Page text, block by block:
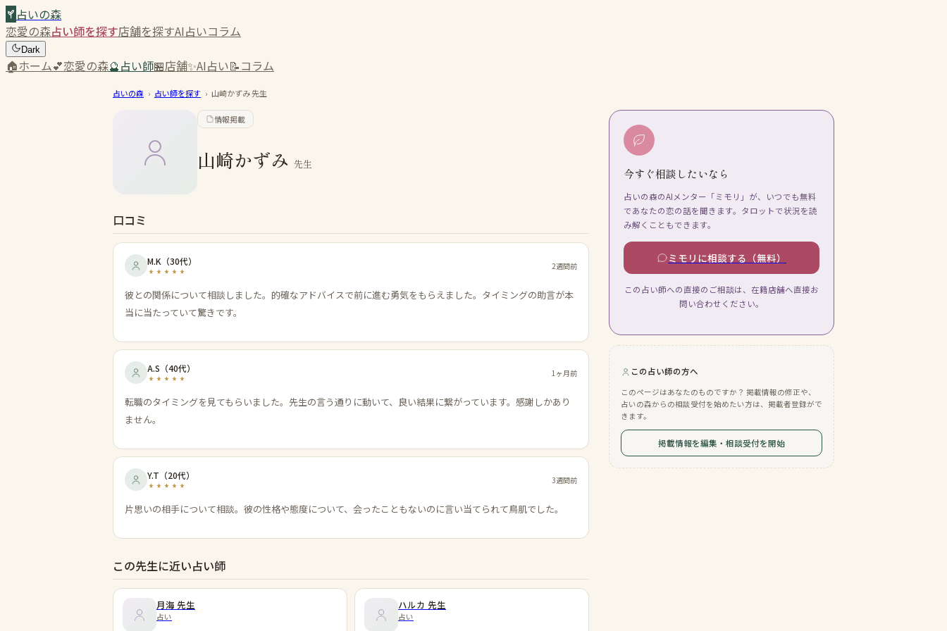
占いの森
恋愛の森占い師を探す店舗を探すAI占いコラム
Dark
🏠ホーム💕恋愛の森🔮占い師🏪店舗✨AI占い📝コラム
占いの森 › 占い師を探す › 山崎かずみ先生
情報掲載
山崎かずみ 先生
口コミ
M.K （30代） 2週間前
彼との関係について相談しました。的確なアドバイスで前に進む勇気をもらえました。タイミングの助言が本
当に当たっていて驚きです。
A.S （40代） 1ヶ月前
転職のタイミングを見てもらいました。先生の言う通りに動いて、良い結果に繋がっています。感謝しかあり
ません。
Y.T （20代） 3週間前
片思いの相手について相談。彼の性格や態度について、会ったこともないのに言い当てられて鳥肌でした。
この先生に近い占い師
月海 先生
占い
ハルカ 先生
占い
今すぐ相談したいなら
占いの森のAIメンター「ミモリ」が、いつでも無料
であなたの恋の話を聞きます。タロットで状況を読
み解くこともできます。
ミモリに相談する（無料）
この占い師への直接のご相談は、在籍店舗へ直接お
問い合わせください。
この占い師の方へ
このページはあなたのものですか？ 掲載情報の修正や、
占いの森からの相談受付を始めたい方は、掲載者登録がで
きます。
掲載情報を編集・相談受付を開始